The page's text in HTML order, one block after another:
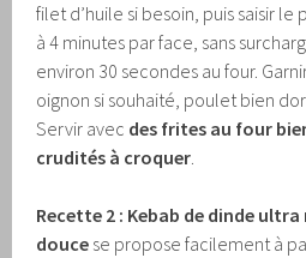
filet d’huile si besoin, puis saisir
à 4 minutes par face, sans
environ 30 secondes au four.
oignon si souhaité, poulet bien
Servir avec des frites au four
crudités à croquer.
Recette 2 : Kebab de dinde
douce se propose facilement à